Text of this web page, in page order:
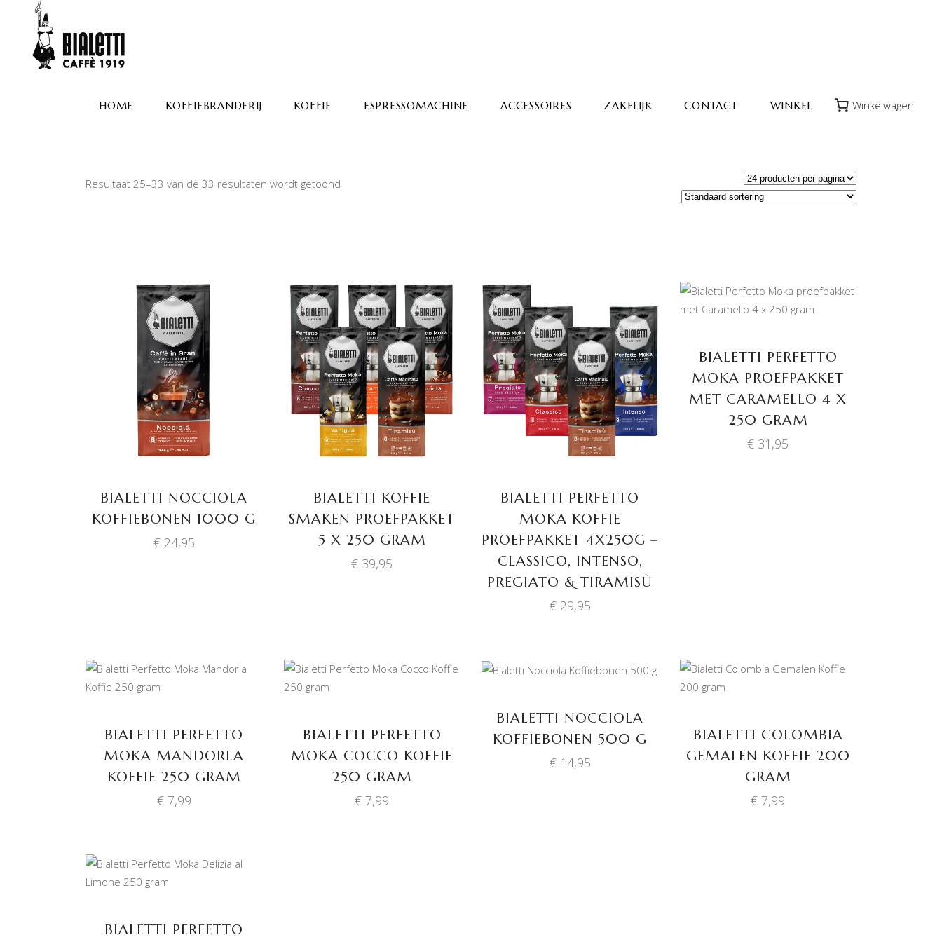
HOME KOFFIEBRANDERIJ KOFFIE ESPRESSOMACHINE ACCESSOIRES ZAKELIJK CONTACT WINKEL Winkelwagen
Resultaat 25–33 van de 33 resultaten wordt getoond
TOEVOEGEN AAN
WINKELWAGEN
BIALETTI NOCCIOLA
KOFFIEBONEN 1000 G
€24,95
TOEVOEGEN AAN
WINKELWAGEN
BIALETTI KOFFIE
SMAKEN PROEFPAKKET
5 X 250 GRAM
€ 39,95
TOEVOEGEN AAN
WINKELWAGEN
BIALETTI PERFETTO
MOKA KOFFIE
PROEFPAKKET 4X250G –
CLASSICO, INTENSO,
PREGIATO & TIRAMISÙ
€29,95
TOEVOEGEN AAN
WINKELWAGEN
BIALETTI PERFETTO
MOKA PROEFPAKKET
MET CARAMELLO 4 X
250 GRAM
€ 31,95
TOEVOEGEN AAN
WINKELWAGEN
BIALETTI PERFETTO
MOKA MANDORLA
KOFFIE 250 GRAM
€7,99
BIALETTI PERFETTO
MOKA COCCO KOFFIE
250 GRAM
€ 7,99
BIALETTI NOCCIOLA
KOFFIEBONEN 500 G
€14,95
BIALETTI COLOMBIA
GEMALEN KOFFIE 200
GRAM
€ 7,99
TOEVOEGEN AAN
WINKELWAGEN
BIALETTI PERFETTO